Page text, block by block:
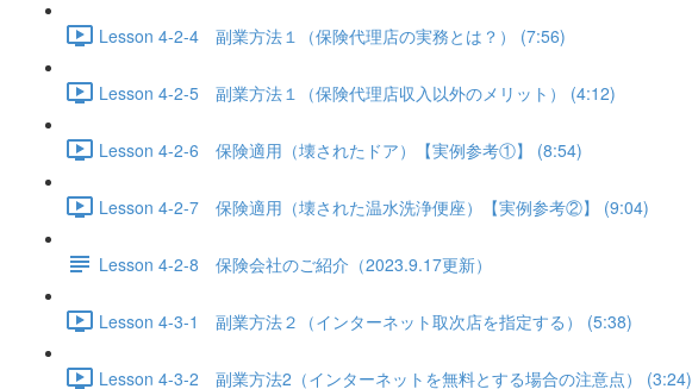
Lesson 4-2-4 副業方法１（保険代理店の実務とは？） (7:56)
Lesson 4-2-5 副業方法１（保険代理店収入以外のメリット） (4:12)
Lesson 4-2-6 保険適用（壊されたドア）【実例参考①】 (8:54)
Lesson 4-2-7 保険適用（壊された温水洗浄便座）【実例参考②】 (9:04)
Lesson 4-2-8 保険会社のご紹介（2023.9.17更新）
Lesson 4-3-1 副業方法２（インターネット取次店を指定する） (5:38)
Lesson 4-3-2 副業方法2（インターネットを無料とする場合の注意点） (3:24)